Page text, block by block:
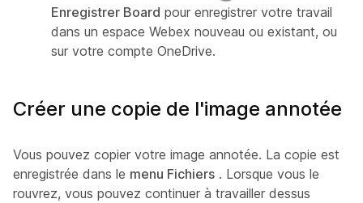
Enregistrer Board pour enregistrer votre travail
dans un espace Webex nouveau ou existant, ou
sur votre compte OneDrive.
Créer une copie de l'image annotée
Vous pouvez copier votre image annotée. La copie est
enregistrée dans le menu Fichiers . Lorsque vous le
rouvrez, vous pouvez continuer à travailler dessus